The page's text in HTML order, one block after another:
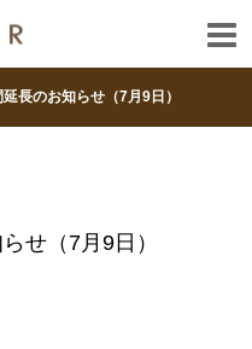
長のお知らせ（7月9日）
せ（7月9日）